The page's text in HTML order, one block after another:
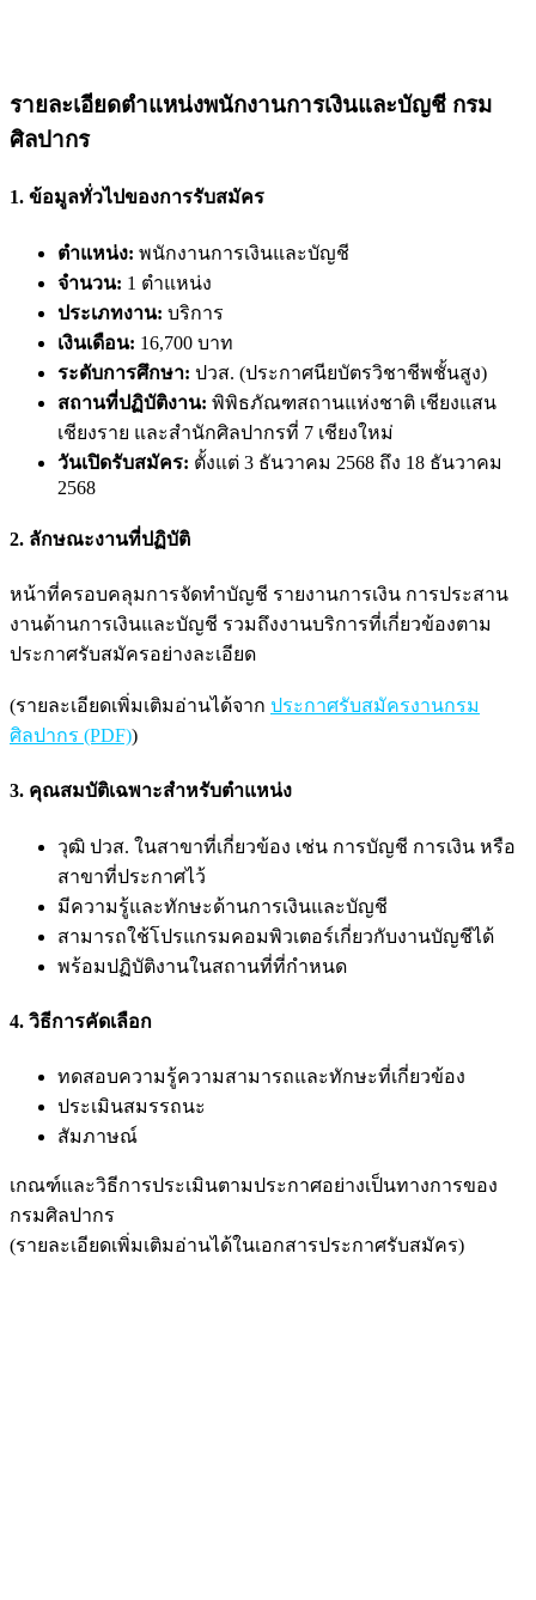
รายละเอียดตำแหน่งพนักงานการเงินและบัญชี กรม
ศิลปากร
1. ข้อมูลทั่วไปของการรับสมัคร
ตำแหน่ง: พนักงานการเงินและบัญชี
จำนวน: 1 ตำแหน่ง
ประเภทงาน: บริการ
เงินเดือน: 16,700 บาท
ระดับการศึกษา: ปวส. (ประกาศนียบัตรวิชาชีพชั้นสูง)
สถานที่ปฏิบัติงาน: พิพิธภัณฑสถานแห่งชาติ เชียงแสน
เชียงราย และสำนักศิลปากรที่ 7 เชียงใหม่
วันเปิดรับสมัคร: ตั้งแต่ 3 ธันวาคม 2568 ถึง 18 ธันวาคม
2568
2. ลักษณะงานที่ปฏิบัติ
หน้าที่ครอบคลุมการจัดทำบัญชี รายงานการเงิน การประสาน
งานด้านการเงินและบัญชี รวมถึงงานบริการที่เกี่ยวข้องตาม
ประกาศรับสมัครอย่างละเอียด
(รายละเอียดเพิ่มเติมอ่านได้จาก ประกาศรับสมัครงานกรม
ศิลปากร (PDF))
3. คุณสมบัติเฉพาะสำหรับตำแหน่ง
วุฒิ ปวส. ในสาขาที่เกี่ยวข้อง เช่น การบัญชี การเงิน หรือ
สาขาที่ประกาศไว้
มีความรู้และทักษะด้านการเงินและบัญชี
สามารถใช้โปรแกรมคอมพิวเตอร์เกี่ยวกับงานบัญชีได้
พร้อมปฏิบัติงานในสถานที่ที่กำหนด
4. วิธีการคัดเลือก
ทดสอบความรู้ความสามารถและทักษะที่เกี่ยวข้อง
ประเมินสมรรถนะ
สัมภาษณ์
เกณฑ์และวิธีการประเมินตามประกาศอย่างเป็นทางการของ
กรมศิลปากร
(รายละเอียดเพิ่มเติมอ่านได้ในเอกสารประกาศรับสมัคร)